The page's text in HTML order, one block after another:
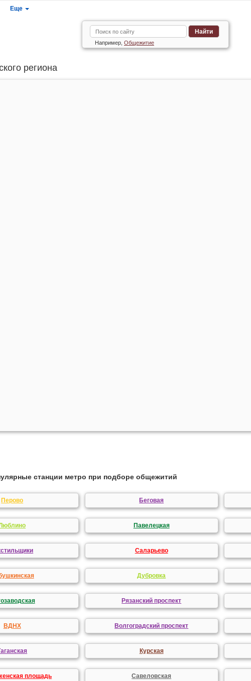
Еще
Найти
Например, Общежитие
региона
станции метро при подборе общежитий
Перово Беговая
Павелецкая
Саларьево
Дубровка
Рязанский проспект
ВДНХ Волгоградский проспект
Курская
площадь Савеловская